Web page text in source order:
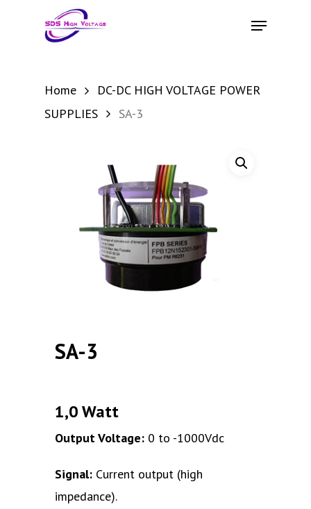
Menu
Home
DC-DC HIGH VOLTAGE POWER
SUPPLIES
SA-3
SA-3
1,0 Watt
Output Voltage: 0 to -1000Vdc
Signal: Current output (high
impedance).